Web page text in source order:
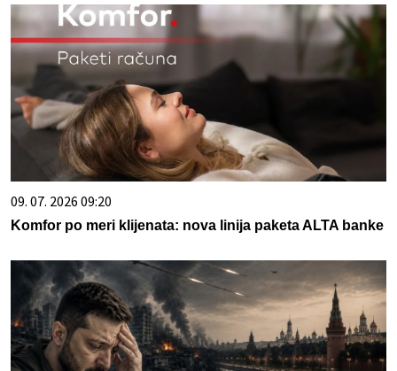
09. 07. 2026 09:20
Komfor po meri klijenata: nova linija paketa ALTA banke